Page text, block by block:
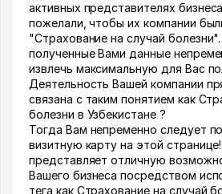
активных представителях
пожелали, чтобы их компании
"Страхование на случай
полученные Вами данные
извлечь максимальную для Вас
Деятельность Вашей компании
связана с таким понятием как
болезни в Узбекистане ?
Тогда Вам непременно следует
визитную карту на этой
представляет отличную
Вашего бизнеса посредством
тега как Страхование на случай